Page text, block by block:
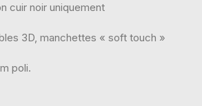
cuir noir uniquement
3D, manchettes « soft touch »
poli.